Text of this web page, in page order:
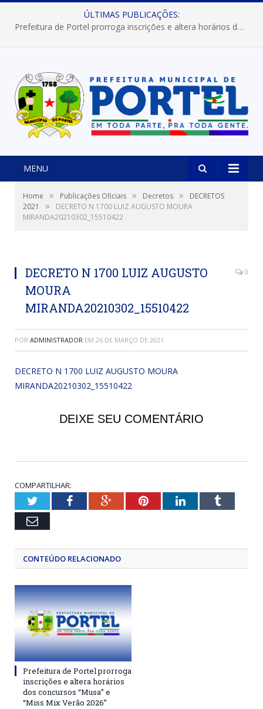
ÚLTIMAS PUBLICAÇÕES:
Prefeitura de Portel abre inscrições para concursos que elegerão os destaques do Verão 2026
MENU
Home » Publicações Oficiais » Decretos »
DECRETOS
2021
»
DECRETO N 1700 LUIZ AUGUSTO MOURA
MIRANDA20210302_15510422
DECRETO N 1700 LUIZ AUGUSTO
MOURA
MIRANDA20210302_15510422
0
POR ADMINISTRADOR EM 26 DE MARÇO DE 2021
DECRETO N 1700 LUIZ AUGUSTO MOURA
MIRANDA20210302_15510422
DEIXE SEU COMENTÁRIO
COMPARTILHAR:
TwitterFacebookGoogle+PinterestLinkedInTumblr
Email
CONTEÚDO RELACIONADO
Prefeitura de Portel prorroga
inscrições e altera horários
dos concursos “Musa” e
“Miss Mix Verão 2026”